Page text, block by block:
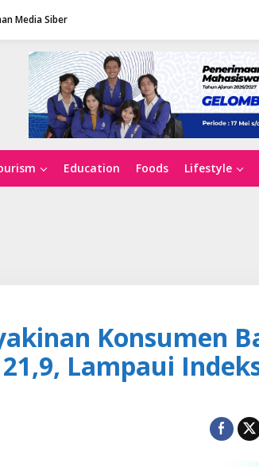
Media Siber
Education Foods Lifestyle
Konsumen
Lampaui